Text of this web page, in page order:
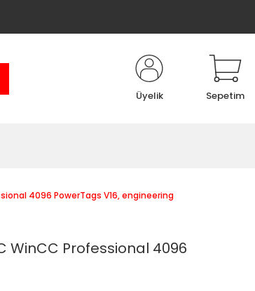
Üyelik Sepetim
4096 PowerTags V16, engineering
WinCC Professional 4096